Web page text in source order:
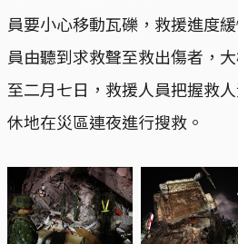
員要小心移動瓦礫，救援進度
員由聽到求救聲至救出傷者，
至二月七日，救援人員把握救
休地在災區連夜進行搜救。